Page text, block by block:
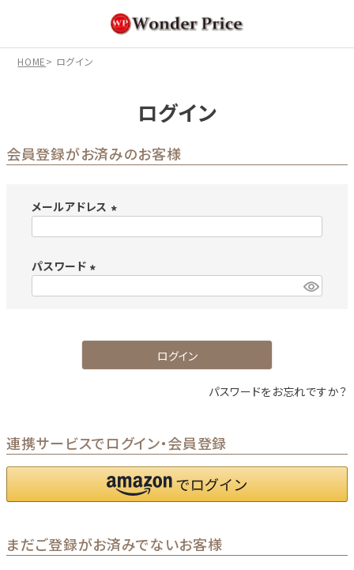
HOME ログイン
ログイン
会員登録がお済みのお客様
メールアドレス
(
パスワード
(
ログイン
パスワードをお忘れですか？
連携サービスでログイン・会員登録
まだご登録がお済みでないお客様